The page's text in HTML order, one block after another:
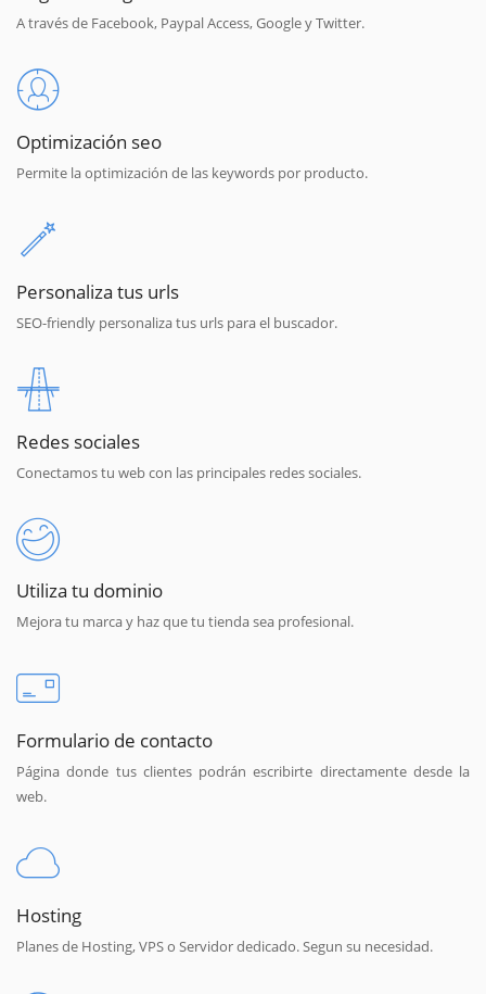
A través de Facebook, Paypal Access, Google y Twitter.
Optimización seo
Permite la optimización de las keywords por producto.
Personaliza tus urls
SEO-friendly personaliza tus urls para el buscador.
Redes sociales
Conectamos tu web con las principales redes sociales.
Utiliza tu dominio
Mejora tu marca y haz que tu tienda sea profesional.
Formulario de contacto
Página donde tus clientes podrán escribirte directamente desde la
web.
Hosting
Planes de Hosting, VPS o Servidor dedicado. Segun su necesidad.